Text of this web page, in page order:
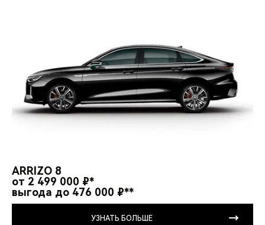
ARRIZO 8
от 2 499 000 ₽*
выгода до 476 000 ₽**
УЗНАТЬ БОЛЬШЕ